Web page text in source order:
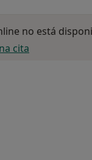
no está
cita